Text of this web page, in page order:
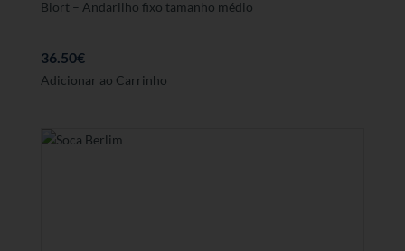
Biort – Andarilho fixo tamanho médio
36.50€
Adicionar ao Carrinho